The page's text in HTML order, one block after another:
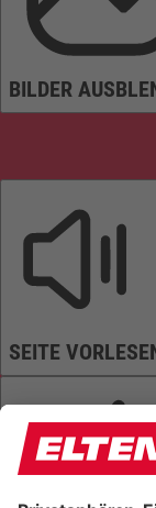
BILDER
SEITE